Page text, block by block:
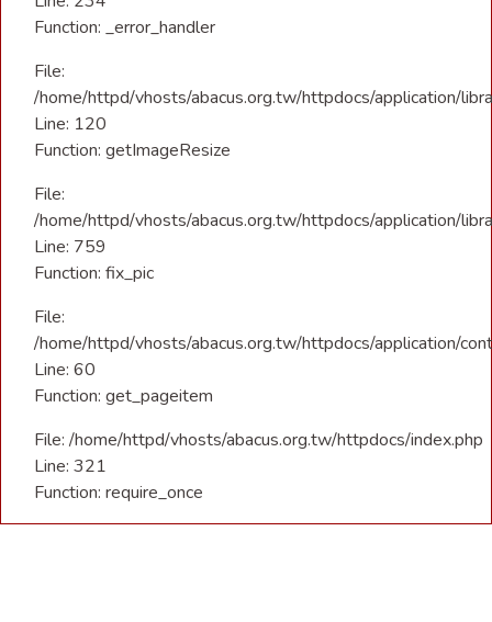
Function: _error_handler
File:
/home/httpd/vhosts/abacus.org.tw/httpdocs/application/
Line: 120
Function: getImageResize
File:
/home/httpd/vhosts/abacus.org.tw/httpdocs/application/
Line: 759
Function: fix_pic
File:
/home/httpd/vhosts/abacus.org.tw/httpdocs/application/
Line: 60
Function: get_pageitem
File: /home/httpd/vhosts/abacus.org.tw/httpdocs/index.php
Line: 321
Function: require_once